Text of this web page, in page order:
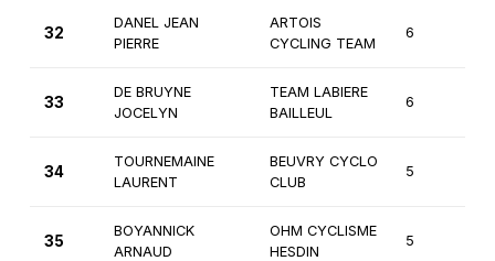
32
DANEL JEAN
PIERRE
ARTOIS
CYCLING TEAM
6
33
DE BRUYNE
JOCELYN
TEAM LABIERE
BAILLEUL
6
34
TOURNEMAINE
LAURENT
BEUVRY CYCLO
CLUB
5
35
BOYANNICK
ARNAUD
OHM CYCLISME
HESDIN
5